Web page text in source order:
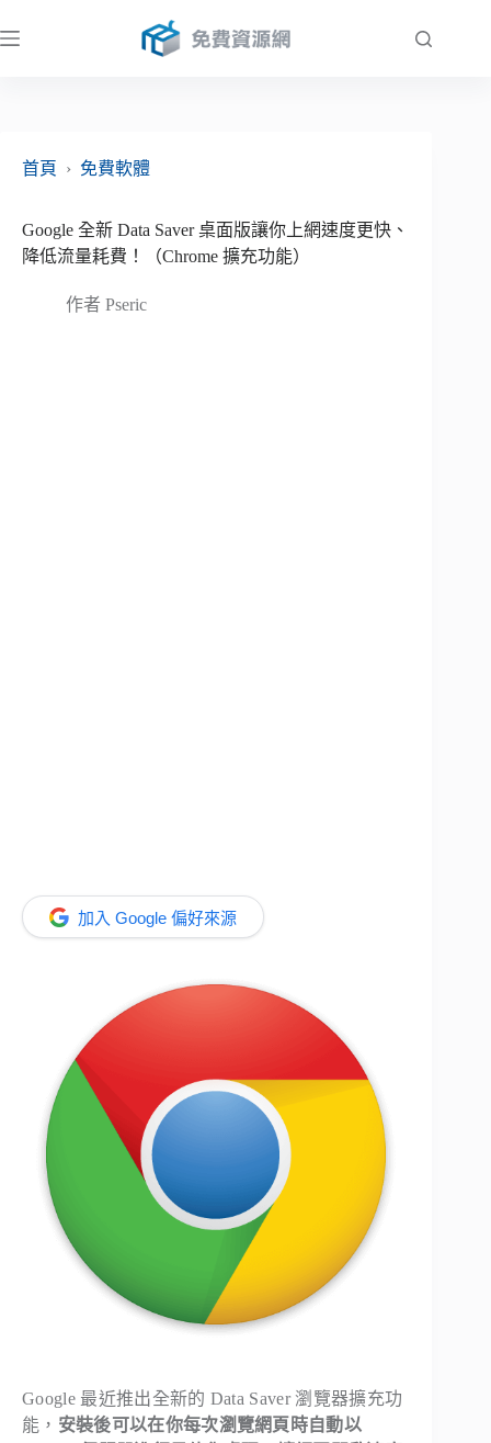
至
首頁
› 免費軟體
Google 全新 Data Saver 桌面版讓你上網速度更快、
降低流量耗費！（Chrome 擴充功能）
作者 Pseric
加入 Google 偏好來源
Google 最近推出全新的 Data Saver 瀏覽器擴充功
能， 安裝後可以在你每次瀏覽網頁時自動以